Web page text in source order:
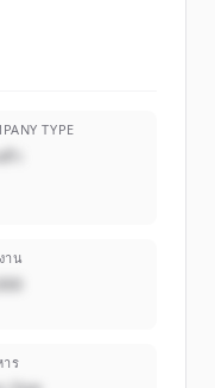
TYPE
ว
าน
ร